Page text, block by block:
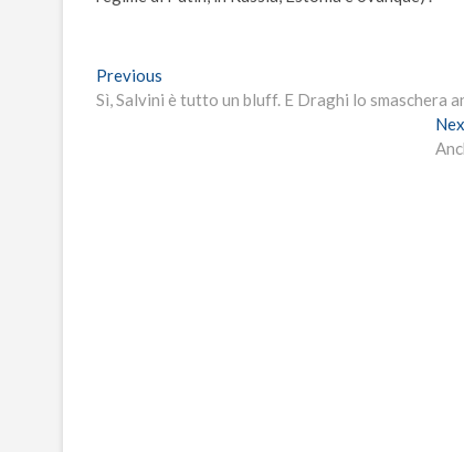
Navigazione
articoli
Previous
post:
Sì, Salvini è tutto un bluff. E Draghi lo smaschera